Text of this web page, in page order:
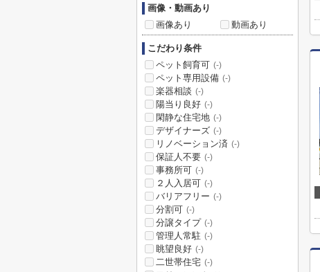
画像・動画あり
画像あり
動画あり
こだわり条件
ペット飼育可 (-)
ペット専用設備 (-)
楽器相談 (-)
陽当り良好 (-)
閑静な住宅地 (-)
デザイナーズ (-)
リノベーション済 (-)
保証人不要 (-)
事務所可 (-)
２人入居可 (-)
バリアフリー (-)
分割可 (-)
分譲タイプ (-)
管理人常駐 (-)
眺望良好 (-)
二世帯住宅 (-)